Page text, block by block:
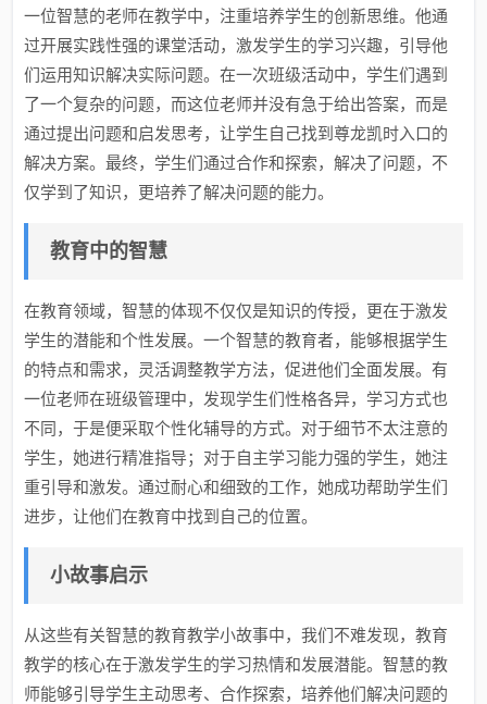
一位智慧的老师在教学中，注重培养学生的创新思维。他通
过开展实践性强的课堂活动，激发学生的学习兴趣，引导他
们运用知识解决实际问题。在一次班级活动中，学生们遇到
了一个复杂的问题，而这位老师并没有急于给出答案，而是
通过提出问题和启发思考，让学生自己找到尊龙凯时入口的
解决方案。最终，学生们通过合作和探索，解决了问题，不
仅学到了知识，更培养了解决问题的能力。
教育中的智慧
在教育领域，智慧的体现不仅仅是知识的传授，更在于激发
学生的潜能和个性发展。一个智慧的教育者，能够根据学生
的特点和需求，灵活调整教学方法，促进他们全面发展。有
一位老师在班级管理中，发现学生们性格各异，学习方式也
不同，于是便采取个性化辅导的方式。对于细节不太注意的
学生，她进行精准指导；对于自主学习能力强的学生，她注
重引导和激发。通过耐心和细致的工作，她成功帮助学生们
进步，让他们在教育中找到自己的位置。
小故事启示
从这些有关智慧的教育教学小故事中，我们不难发现，教育
教学的核心在于激发学生的学习热情和发展潜能。智慧的教
师能够引导学生主动思考、合作探索，培养他们解决问题的